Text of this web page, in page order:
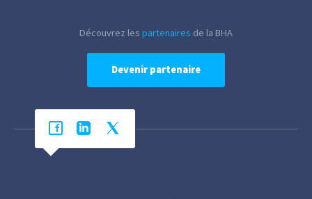
Découvrez les partenaires de la BHA
Devenir partenaire